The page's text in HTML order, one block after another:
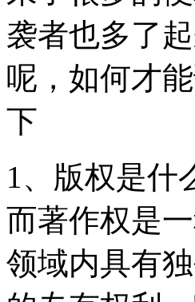
袭者也多了
呢，如何才
下
1、版权是什
而著作权是
领域内具有